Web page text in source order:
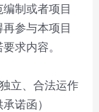
制或者项目
参与本项目
求内容。
立、合法运作
诺函）